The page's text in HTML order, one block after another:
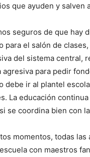
que ayuden y salven
seguros de que hay
para el salón de
del sistema central,
agresiva para pedir
debe ir al plantel
La educación
se coordina bien con
momentos, todas
con maestros